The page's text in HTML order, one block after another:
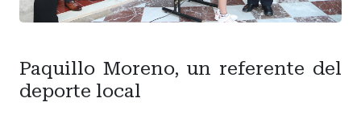
Paquillo Moreno, un referente del
deporte local